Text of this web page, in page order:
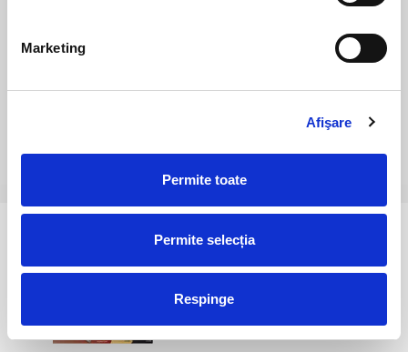
Marketing
Afişare
Permite toate
Permite selecția
Respinge
Sambata: 11.00-17.00
© 2026 UNIVERSUL CRISTALELOR - Toate drepturile rezervate - by